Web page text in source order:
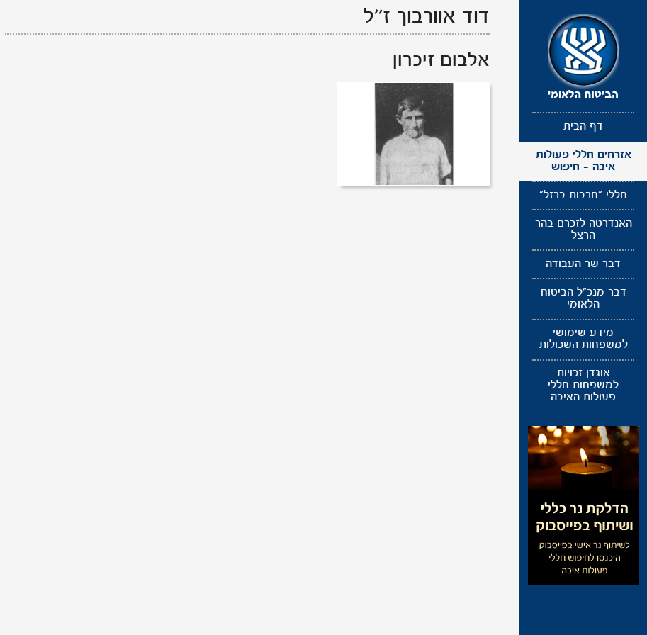
דף הבית
אזרחים חללי פעולות
איבה - חיפוש
חללי "חרבות ברזל"
האנדרטה לזכרם בהר
הרצל
דבר שר העבודה
דבר מנכ"ל הביטוח
הלאומי
מידע שימושי
למשפחות השכולות
אוגדן זכויות
למשפחות חללי
פעולות האיבה
דוד אוורבוך ז''ל
אלבום זיכרון